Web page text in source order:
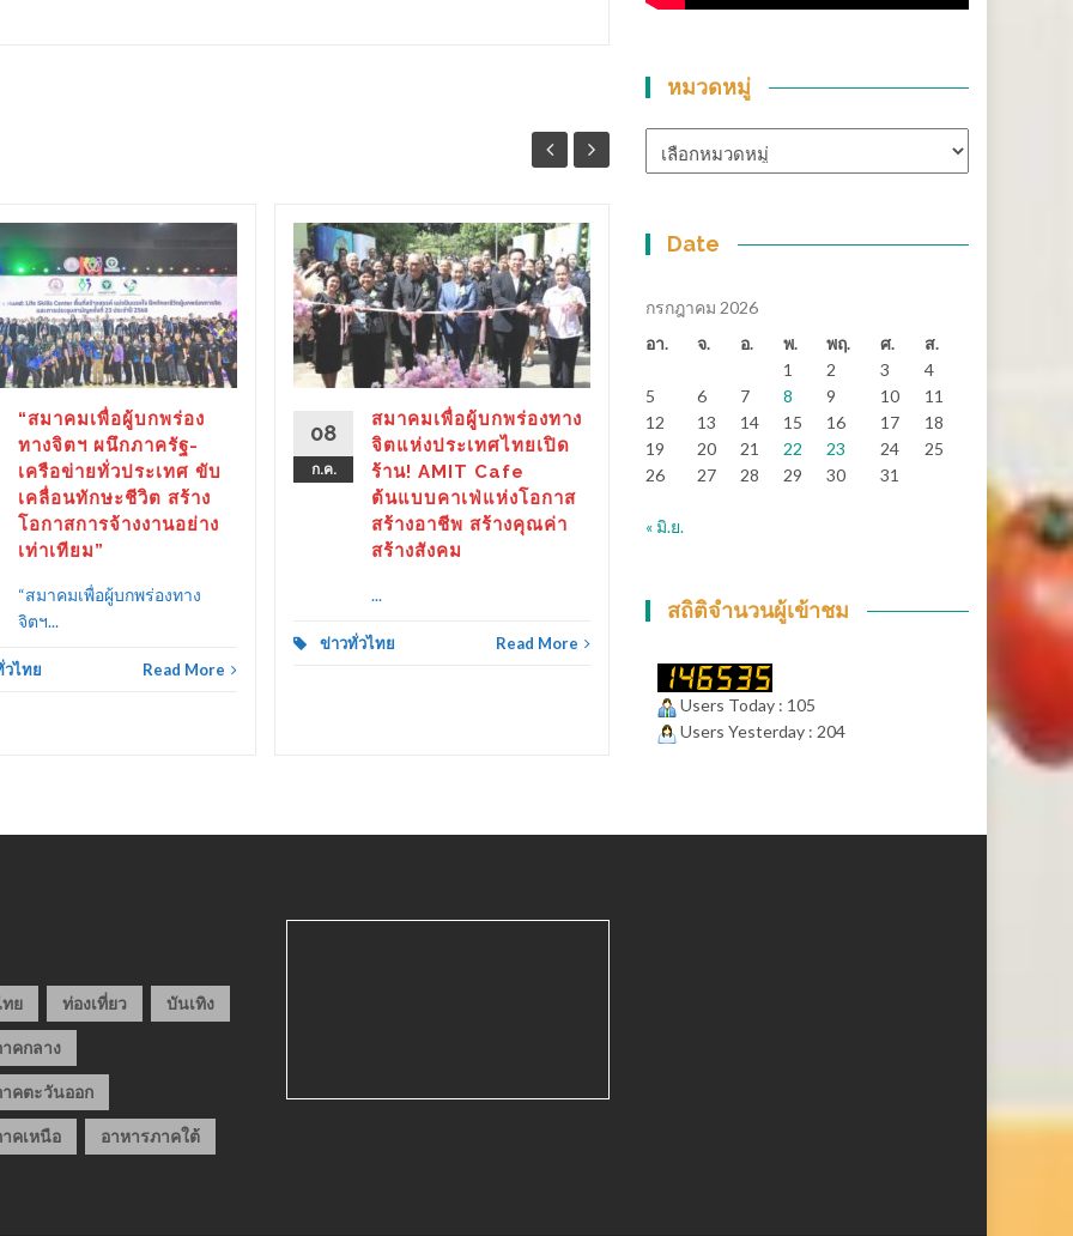
“สมาคมเพื่อผู้บกพร่อง
ทางจิตฯ ผนึกภาครัฐ-
เครือข่ายทั่วประเทศ ขับ
เคลื่อนทักษะชีวิต สร้าง
โอกาสการจ้างงานอย่าง
เท่าเทียม”
“สมาคมเพื่อผู้บกพร่องทาง
จิตฯ...
วไทย Read More
08
ก.ค.
สมาคมเพื่อผู้บกพร่องทาง
จิตแห่งประเทศไทยเปิด
ร้าน! AMIT Cafe
ต้นแบบคาเฟ่แห่งโอกาส
สร้างอาชีพ สร้างคุณค่า
สร้างสังคม
...
ข่าวทั่วไทย Read More
มิ.ย.
เงินสะพัดกว่า 288 ล้าน
ช้างเกมส์”
สุราษฎร์ธานี-“ตาปีเกมส์ 69”
ปิดฉากยิ่งใหญ่...
ข่าวทั่วไทย Read More
ข่าวทั่
หมวดหมู่
หมู่
Date
กรกฎาคม 2026
อา.
จ. อ. พ. พฤ. ศ.
ส.
1
2 3
4
5
6 7 8 9 10
11
12
13 14 15 16 17
18
19
20 21 22 23 24
25
26
27 28 29 30 31
« มิ.ย.
สถิติจำนวนผู้เข้าชม
Users Today : 105
Users Yesterday : 204
ย ท่องเที่ยว บันเทิง
คกลาง
คตะวันออก
คเหนือ อาหารภาคใต้